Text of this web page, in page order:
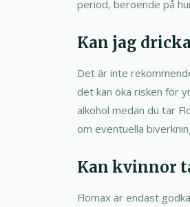
period, beroende på
Kan jag
Det är inte
det kan öka risken för
alkohol medan du tar
om eventuella
Kan kvinnor
Flomax är endast